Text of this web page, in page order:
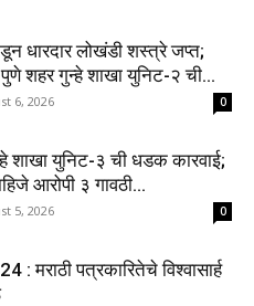
धारदार लोखंडी शस्त्रे जप्त;
पुणे शहर गुन्हे शाखा युनिट-२ ची...
6, 2026 0
शाखा युनिट-३ ची धडक कारवाई;
आरोपी ३ गावठी...
5, 2026 0
: मराठी पत्रकारितेचे विश्वासार्ह